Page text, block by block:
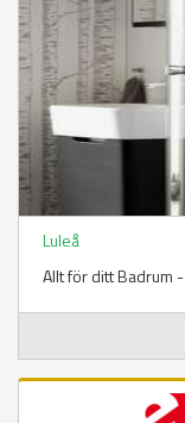
Luleå
Allt för ditt Badrum